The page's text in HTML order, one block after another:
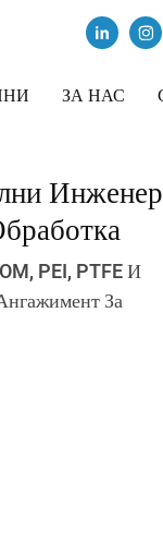
ЗА НАС
PEI, PTFE И
За